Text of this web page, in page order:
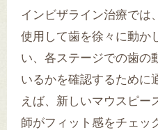
インビザライン治療では
使用して歯を徐々に動か
い、各ステージでの歯の
いるかを確認するために
えば、新しいマウスピー
師がフィット感をチェッ